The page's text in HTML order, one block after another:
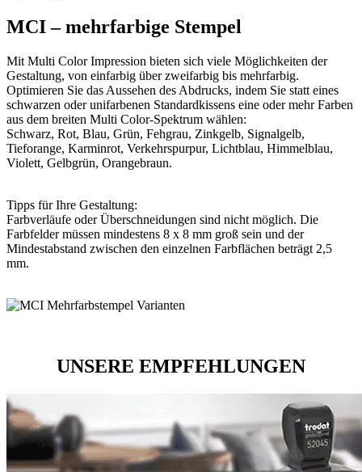
MCI – mehrfarbige Stempel
Mit Multi Color Impression bieten sich viele Möglichkeiten der
Gestaltung, von einfarbig über zweifarbig bis mehrfarbig.
Optimieren Sie das Aussehen des Abdrucks, indem Sie statt eines
schwarzen oder unifarbenen Standardkissens eine oder mehr Farben
aus dem breiten Multi Color-Spektrum wählen:
Schwarz, Rot, Blau, Grün, Fehgrau, Zinkgelb, Signalgelb,
Tieforange, Karminrot, Verkehrspurpur, Lichtblau, Himmelblau,
Violett, Gelbgrün, Orangebraun.
Tipps für Ihre Gestaltung:
Farbverläufe oder Überschneidungen sind nicht möglich. Die
Farbfelder müssen mindestens 8 x 8 mm groß sein und der
Mindestabstand zwischen den einzelnen Farbflächen beträgt 2,5
mm.
UNSERE EMPFEHLUNGEN